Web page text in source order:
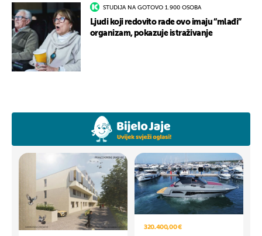
STUDIJA NA GOTOVO 1.900 OSOBA
Ljudi koji redovito rade ovo imaju “mlađi”
organizam, pokazuje istraživanje
320.400,00 €